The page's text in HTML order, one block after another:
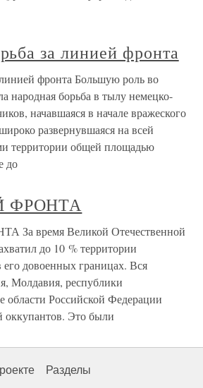
за линией фронта
фронта Большую роль во
народная борьба в тылу немецко-
начавшаяся в начале вражеского
развернувшаяся на всей
территории общей площадью
до
ФРОНТА
время Великой Отечественной
до 10 % территории
довоенных границах. Вся
Молдавия, республики
области Российской Федерации
оккупантов. Это были
Разделы